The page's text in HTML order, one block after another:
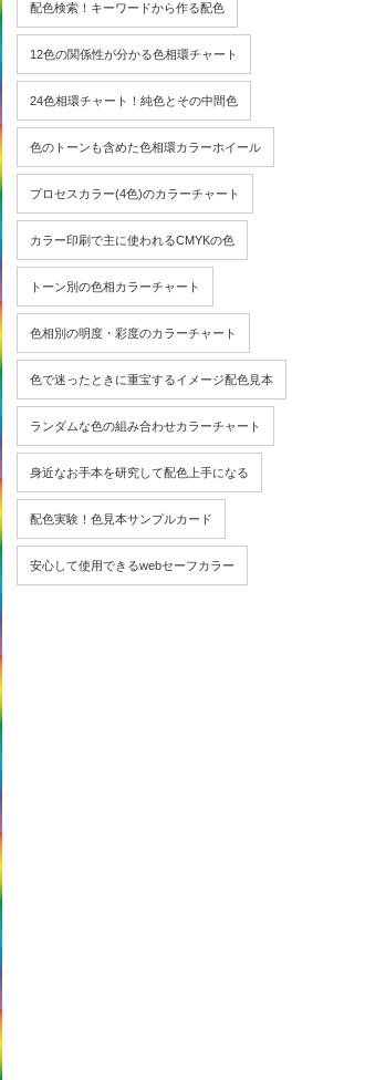
配色検索！キーワードから作る配色
12色の関係性が分かる色相環チャート
24色相環チャート！純色とその中間色
色のトーンも含めた色相環カラーホイール
プロセスカラー(4色)のカラーチャート
カラー印刷で主に使われるCMYKの色
トーン別の色相カラーチャート
色相別の明度・彩度のカラーチャート
色で迷ったときに重宝するイメージ配色見本
ランダムな色の組み合わせカラーチャート
身近なお手本を研究して配色上手になる
配色実験！色見本サンプルカード
安心して使用できるwebセーフカラー